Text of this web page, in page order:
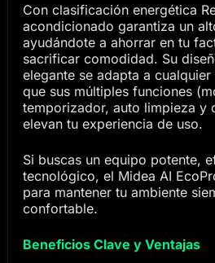
Con clasificación energética
acondicionado garantiza un
ayudándote a ahorrar en tu
sacrificar comodidad. Su
elegante se adapta a
que sus múltiples funciones
temporizador, auto limpieza y
elevan tu experiencia de uso.
Si buscas un equipo potente,
tecnológico, el Midea AI
para mantener tu ambiente
confortable.
Beneficios Clave y Ventajas